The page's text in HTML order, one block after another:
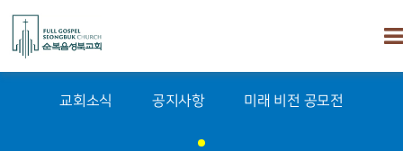
교회소식 공지사항 미래 비전 공모전